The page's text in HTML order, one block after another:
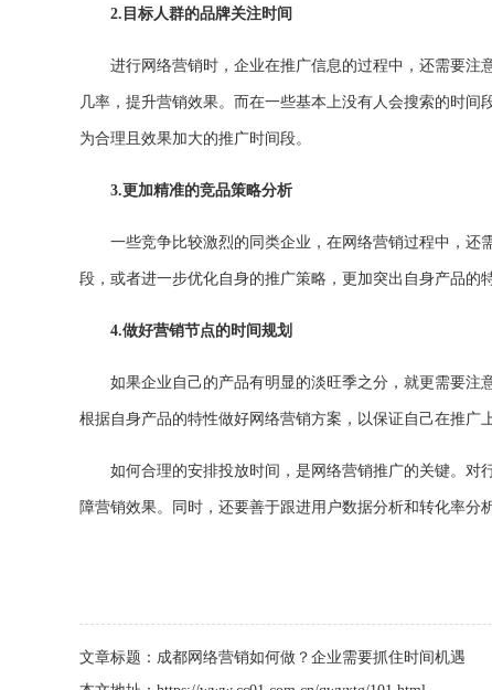
2. 目标人群的品牌关注时间
进行网络营销时，企业在推广信息的过程中，还需要
几率，提升营销效果。而在一些基本上没有人会搜索的时
为合理且效果加大的推广时间段。
3.更加精准的竞品策略分析
一些竞争比较激烈的同类企业，在网络营销过程中，还
段，或者进一步优化自身的推广策略，更加突出自身产品的
4.做好营销节点的时间规划
如果企业自己的产品有明显的淡旺季之分，就更需要
根据自身产品的特性做好网络营销方案，以保证自己在推广
如何合理的安排投放时间，是网络营销推广的关键。
障营销效果。同时，还要善于跟进用户数据分析和转化率分
文章标题：成都网络营销如何做？企业需要抓住时间机遇